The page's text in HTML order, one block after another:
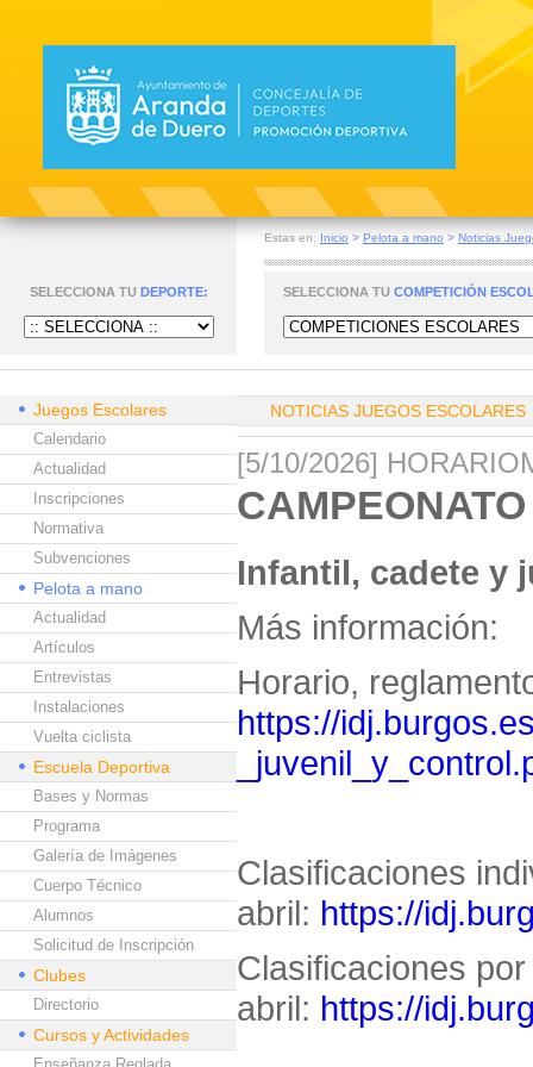
Estas en: Inicio > Pelota a mano > Noticias
SELECCIONA TU DEPORTE: SELECCIONA TU COMPETICIÓN
Juegos Escolares
Calendario
Actualidad
Inscripciones
Normativa
Subvenciones
Pelota a mano
Actualidad
Artículos
Entrevistas
Instalaciones
Vuelta ciclista
Escuela Deportiva
Bases y Normas
Programa
Galería de Imágenes
Cuerpo Técnico
Alumnos
Solicitud de Inscripción
Clubes
Directorio
Cursos y Actividades
NOTICIAS JUEGOS ESCOLARES
[5/10/2026]
Infantil, cadete y
Más información:
Horario,
https://
Clasificaciones
abril: https://
Clasificaciones
abril: https://